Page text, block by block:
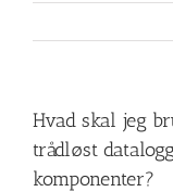
Hvad skal jeg
trådløst
komponenter?